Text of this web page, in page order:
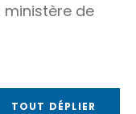
de
TOUT DÉPLIER